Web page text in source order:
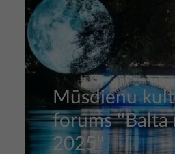
Mūsdienu
forums ''Baltā
2025''